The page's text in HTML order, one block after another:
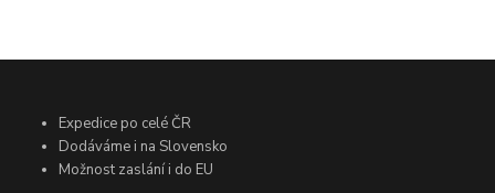
Expedice po celé ČR
Dodáváme i na Slovensko
Možnost zaslání i do EU